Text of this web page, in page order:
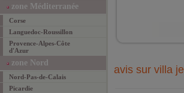
zone Méditerranée
Corse
Languedoc-Roussillon
Provence-Alpes-Côte
d'Azur
zone Nord
Nord-Pas-de-Calais
Picardie
avis sur villa